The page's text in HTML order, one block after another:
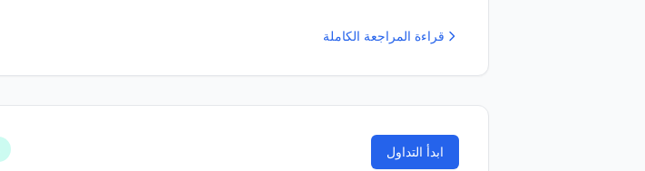
قراءة المراجعة الكاملة
ابدأ التداول